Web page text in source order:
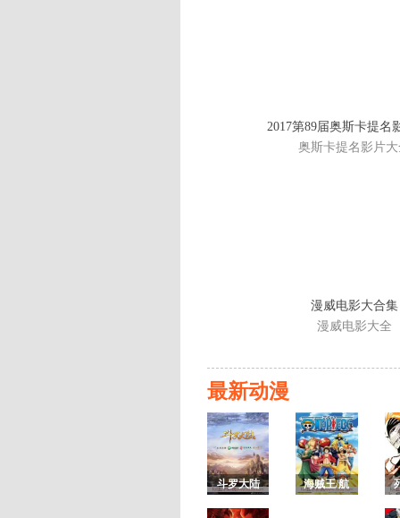
2017第89届奥斯卡提名
奥斯卡提名影片
漫威电影大合集
漫威电影大全
最新动漫
斗罗大陆
海贼王/航